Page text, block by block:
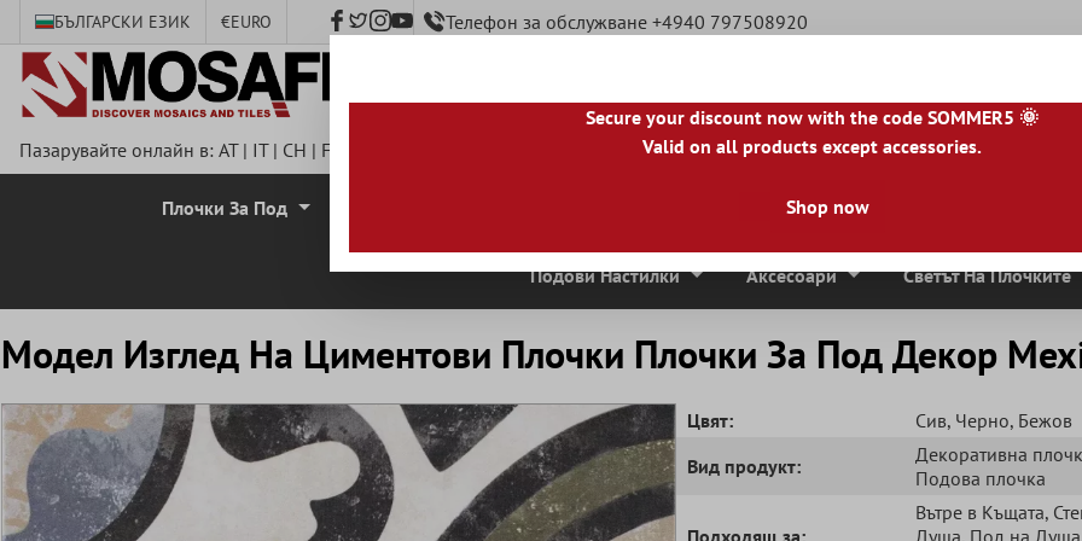
съдържание
БЪЛГАРСКИ ЕЗИК €EURO Телефон за обслужване +4940 797508920
Пазарувайте онлайн в: AT| IT| CH | FR |ES| PL|PT |FI|GR| RO|NO|HU|BG|HR
Плочки За Под Плочи От Естествен Камък
Подови Настилки Аксесоари Светът На Плочките
Mодел Изглед Hа Циментови Плочки Плочки За Под Декор
Цвят: Сив, Черно, Бежов
Вид продукт:
Декоративна
Подова плочка
Подходящ за:
Вътре в Къщата,
Душа, Под на Душа
Secure your discount now with the code SOMMER5 🌞
Valid on all products except accessories.
Shop now